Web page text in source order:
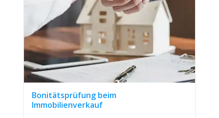
Bonitätsprüfung beim
Immobilienverkauf